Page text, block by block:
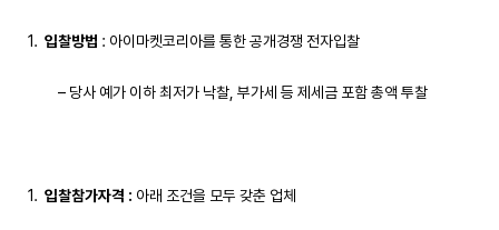
입찰방법 : 아이마켓코리아를 통한 공개경쟁 전자입찰
– 당사 예가 이하 최저가 낙찰, 부가세 등 제세금 포함 총액 투찰
입찰참가자격 : 아래 조건을 모두 갖춘 업체